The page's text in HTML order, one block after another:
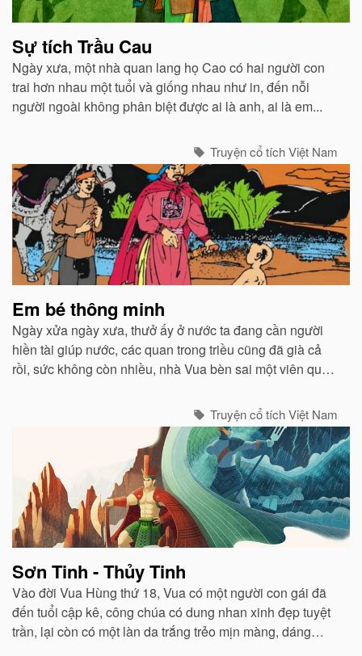
Sự tích Trầu Cau
Ngày xưa, một nhà quan lang họ Cao có hai người con
trai hơn nhau một tuổi và giống nhau như in, đến nỗi
người ngoài không phân biệt được ai là anh, ai là em...
Truyện cổ tích Việt Nam
Em bé thông minh
Ngày xửa ngày xưa, thưở ấy ở nước ta đang cần người
hiền tài giúp nước, các quan trong triều cũng đã già cả
rồi, sức không còn nhiều, nhà Vua bèn sai một viên quan
Truyện cổ tích Việt Nam
Sơn Tinh - Thủy Tinh
Vào đời Vua Hùng thứ 18, Vua có một người con gái đã
đến tuổi cập kê, công chúa có dung nhan xinh đẹp tuyệt
trần, lại còn có một làn da trắng trẻo mịn màng, dáng